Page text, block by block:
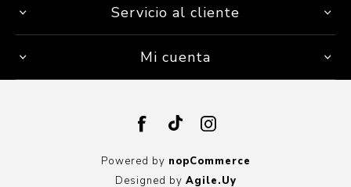
Servicio al cliente
Mi cuenta
Powered by nopCommerce
Designed by Agile.Uy